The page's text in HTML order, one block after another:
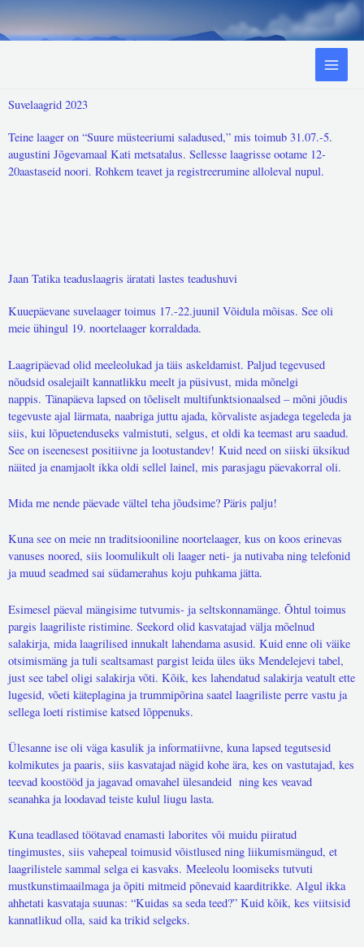
Skip
to
content
Suvelaagrid 2023
Teine laager on “Suure müsteeriumi saladused,” mis toimub 31.07.-5.
augustini Jõgevamaal Kati metsatalus. Sellesse laagrisse ootame 12-
20aastaseid noori. Rohkem teavet ja registreerumine alloleval nupul.
Jaan Tatika teaduslaagris äratati lastes teadushuvi
Kuuepäevane suvelaager toimus 17.-22.juunil Võidula mõisas. See oli
meie ühingul 19. noortelaager korraldada.
Laagripäevad olid meeleolukad ja täis askeldamist. Paljud tegevused
nõudsid osalejailt kannatlikku meelt ja püsivust, mida mõnelgi
nappis. Tänapäeva lapsed on tõeliselt multifunktsionaalsed – mõni jõudis
tegevuste ajal lärmata, naabriga juttu ajada, kõrvaliste asjadega tegeleda ja
siis, kui lõpuetenduseks valmistuti, selgus, et oldi ka teemast aru saadud.
See on iseenesest positiivne ja lootustandev! Kuid need on siiski üksikud
näited ja enamjaolt ikka oldi sellel lainel, mis parasjagu päevakorral oli.
Mida me nende päevade vältel teha jõudsime? Päris palju!
Kuna see on meie nn traditsiooniline noortelaager, kus on koos erinevas
vanuses noored, siis loomulikult oli laager neti- ja nutivaba ning telefonid
ja muud seadmed sai südamerahus koju puhkama jätta.
Esimesel päeval mängisime tutvumis- ja seltskonnamänge. Õhtul toimus
pargis laagriliste ristimine. Seekord olid kasvatajad välja mõelnud
salakirja, mida laagrilised innukalt lahendama asusid. Kuid enne oli väike
otsimismäng ja tuli sealtsamast pargist leida üles üks Mendelejevi tabel,
just see tabel oligi salakirja võti. Kõik, kes lahendatud salakirja veatult ette
lugesid, võeti käteplagina ja trummipõrina saatel laagriliste perre vastu ja
sellega loeti ristimise katsed lõppenuks.
Ülesanne ise oli väga kasulik ja informatiivne, kuna lapsed tegutsesid
kolmikutes ja paaris, siis kasvatajad nägid kohe ära, kes on vastutajad, kes
teevad koostööd ja jagavad omavahel ülesandeid ning kes veavad
seanahka ja loodavad teiste kulul liugu lasta.
Kuna teadlased töötavad enamasti laborites või muidu piiratud
tingimustes, siis vahepeal toimusid võistlused ning liikumismängud, et
laagrilistele sammal selga ei kasvaks. Meeleolu loomiseks tutvuti
mustkunstimaailmaga ja õpiti mitmeid põnevaid kaarditrikke. Algul ikka
ahhetati kasvataja suunas: “Kuidas sa seda teed?” Kuid kõik, kes viitsisid
kannatlikud olla, said ka trikid selgeks.